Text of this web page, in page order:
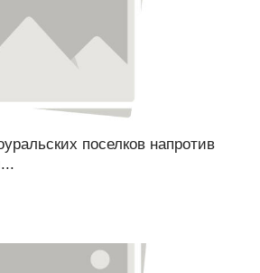
поселков напротив